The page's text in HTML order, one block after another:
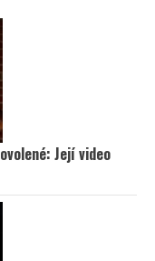
Její video